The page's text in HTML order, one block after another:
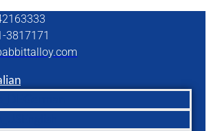
3817171